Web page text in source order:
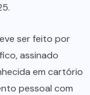
ser feito por
assinado
em cartório
pessoal com